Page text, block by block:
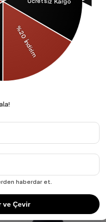
haberdar et.
ve Çevir